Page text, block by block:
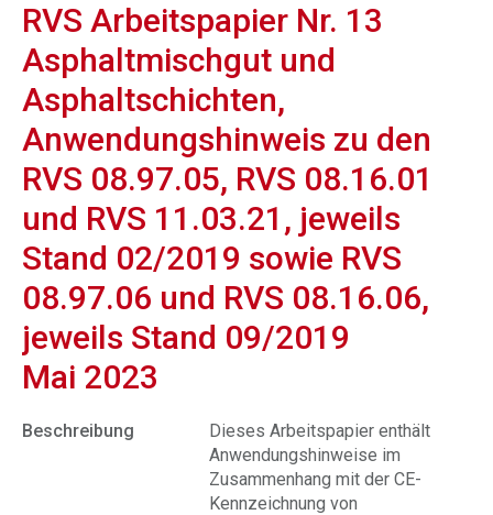
RVS Arbeitspapier Nr. 13
Asphaltmischgut und
Asphaltschichten,
Anwendungshinweis zu den
RVS 08.97.05, RVS 08.16.01
und RVS 11.03.21, jeweils
Stand 02/2019 sowie RVS
08.97.06 und RVS 08.16.06,
jeweils Stand 09/2019
Mai 2023
Beschreibung
Dieses Arbeitspapier enthält
Anwendungshinweise im
Zusammenhang mit der CE-
Kennzeichnung von